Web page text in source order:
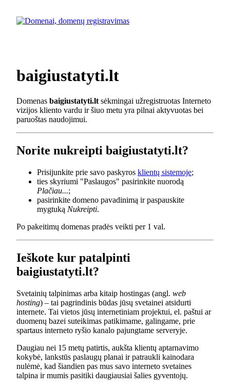
baigiustatyti.lt
Domenas baigiustatyti.lt sėkmingai užregistruotas Interneto
vizijos kliento vardu ir šiuo metu yra pilnai aktyvuotas bei
paruoštas naudojimui.
Norite nukreipti baigiustatyti.lt?
Prisijunkite prie savo paskyros klientų sistemoje;
ties skyriumi "Paslaugos" pasirinkite nuorodą
Plačiau...;
pasirinkite domeno pavadinimą ir paspauskite
mygtuką Nukreipti.
Po pakeitimų domenas pradės veikti per 1 val.
Ieškote kur patalpinti
baigiustatyti.lt?
Svetainių talpinimas arba kitaip hostingas (angl. web
hosting) – tai pagrindinis būdas jūsų svetainei atsidurti
internete. Tai vietos jūsų internetiniam projektui, el. paštui ar
duomenų bazei suteikimas patikimame, galingame, prie
spartaus interneto ryšio kanalo pajungtame serveryje.
Daugiau nei 15 metų patirtis, aukšta klientų aptarnavimo
kokybė, lankstūs paslaugų planai ir patraukli kainodara
nulėmė, kad šiandien pas mus savo interneto svetaines
talpina ir mumis pasitiki daugiausiai šalies gyventojų.